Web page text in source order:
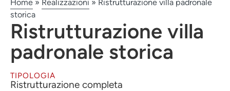
Home » Realizzazioni » Ristrutturazione villa padronale
storica
Ristrutturazione villa
padronale storica
TIPOLOGIA
Ristrutturazione completa